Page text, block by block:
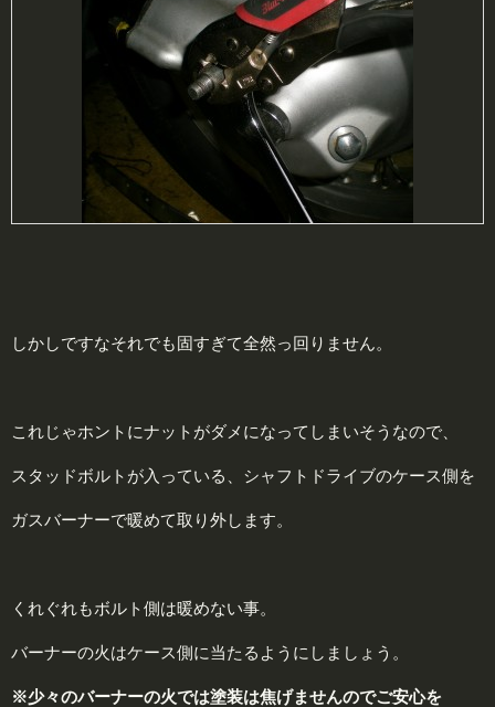
しかしですなそれでも固すぎて全然っ回りません。
これじゃホントにナットがダメになってしまいそうなので、
スタッドボルトが入っている、シャフトドライブのケース側を
ガスバーナーで暖めて取り外します。
くれぐれもボルト側は暖めない事。
バーナーの火はケース側に当たるようにしましょう。
※少々のバーナーの火では塗装は焦げませんのでご安心を